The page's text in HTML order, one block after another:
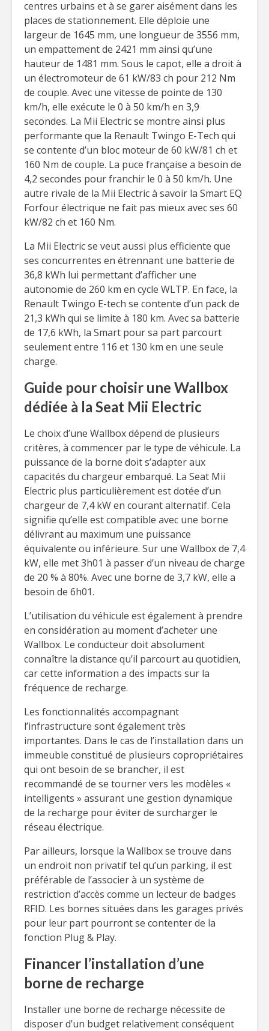
centres urbains et à se garer aisément dans les
places de stationnement. Elle déploie une
largeur de 1645 mm, une longueur de 3556 mm,
un empattement de 2421 mm ainsi qu’une
hauteur de 1481 mm. Sous le capot, elle a droit à
un électromoteur de 61 kW/83 ch pour 212 Nm
de couple. Avec une vitesse de pointe de 130
km/h, elle exécute le 0 à 50 km/h en 3,9
secondes. La Mii Electric se montre ainsi plus
performante que la Renault Twingo E-Tech qui
se contente d’un bloc moteur de 60 kW/81 ch et
160 Nm de couple. La puce française a besoin de
4,2 secondes pour franchir le 0 à 50 km/h. Une
autre rivale de la Mii Electric à savoir la Smart EQ
Forfour électrique ne fait pas mieux avec ses 60
kW/82 ch et 160 Nm.
La Mii Electric se veut aussi plus efficiente que
ses concurrentes en étrennant une batterie de
36,8 kWh lui permettant d’afficher une
autonomie de 260 km en cycle WLTP. En face, la
Renault Twingo E-tech se contente d’un pack de
21,3 kWh qui se limite à 180 km. Avec sa batterie
de 17,6 kWh, la Smart pour sa part parcourt
seulement entre 116 et 130 km en une seule
charge.
Guide pour choisir une Wallbox
dédiée à la Seat Mii Electric
Le choix d’une Wallbox dépend de plusieurs
critères, à commencer par le type de véhicule. La
puissance de la borne doit s’adapter aux
capacités du chargeur embarqué. La Seat Mii
Electric plus particulièrement est dotée d’un
chargeur de 7,4 kW en courant alternatif. Cela
signifie qu’elle est compatible avec une borne
délivrant au maximum une puissance
équivalente ou inférieure. Sur une Wallbox de 7,4
kW, elle met 3h01 à passer d’un niveau de charge
de 20 % à 80%. Avec une borne de 3,7 kW, elle a
besoin de 6h01.
L’utilisation du véhicule est également à prendre
en considération au moment d’acheter une
Wallbox. Le conducteur doit absolument
connaître la distance qu’il parcourt au quotidien,
car cette information a des impacts sur la
fréquence de recharge.
Les fonctionnalités accompagnant
l’infrastructure sont également très
importantes. Dans le cas de l’installation dans un
immeuble constitué de plusieurs copropriétaires
qui ont besoin de se brancher, il est
recommandé de se tourner vers les modèles «
intelligents » assurant une gestion dynamique
de la recharge pour éviter de surcharger le
réseau électrique.
Par ailleurs, lorsque la Wallbox se trouve dans
un endroit non privatif tel qu’un parking, il est
préférable de l’associer à un système de
restriction d’accès comme un lecteur de badges
RFID. Les bornes situées dans les garages privés
pour leur part pourront se contenter de la
fonction Plug & Play.
Financer l’installation d’une
borne de recharge
Installer une borne de recharge nécessite de
disposer d’un budget relativement conséquent